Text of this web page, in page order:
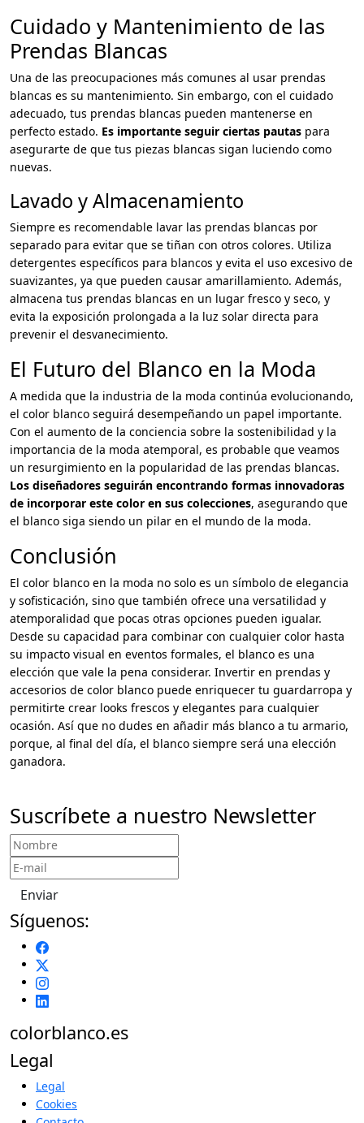
Cuidado y Mantenimiento de las
Prendas Blancas
Una de las preocupaciones más comunes al usar prendas
blancas es su mantenimiento. Sin embargo, con el cuidado
adecuado, tus prendas blancas pueden mantenerse en
perfecto estado. Es importante seguir ciertas pautas para
asegurarte de que tus piezas blancas sigan luciendo como
nuevas.
Lavado y Almacenamiento
Siempre es recomendable lavar las prendas blancas por
separado para evitar que se tiñan con otros colores. Utiliza
detergentes específicos para blancos y evita el uso excesivo de
suavizantes, ya que pueden causar amarillamiento. Además,
almacena tus prendas blancas en un lugar fresco y seco, y
evita la exposición prolongada a la luz solar directa para
prevenir el desvanecimiento.
El Futuro del Blanco en la Moda
A medida que la industria de la moda continúa evolucionando,
el color blanco seguirá desempeñando un papel importante.
Con el aumento de la conciencia sobre la sostenibilidad y la
importancia de la moda atemporal, es probable que veamos
un resurgimiento en la popularidad de las prendas blancas.
Los diseñadores seguirán encontrando formas innovadoras
de incorporar este color en sus colecciones, asegurando que
el blanco siga siendo un pilar en el mundo de la moda.
Conclusión
El color blanco en la moda no solo es un símbolo de elegancia
y sofisticación, sino que también ofrece una versatilidad y
atemporalidad que pocas otras opciones pueden igualar.
Desde su capacidad para combinar con cualquier color hasta
su impacto visual en eventos formales, el blanco es una
elección que vale la pena considerar. Invertir en prendas y
accesorios de color blanco puede enriquecer tu guardarropa y
permitirte crear looks frescos y elegantes para cualquier
ocasión. Así que no dudes en añadir más blanco a tu armario,
porque, al final del día, el blanco siempre será una elección
ganadora.
Suscríbete a nuestro Newsletter
Enviar
Síguenos:
colorblanco.es
Legal
Legal
Cookies